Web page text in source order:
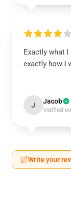
Exactly what
exactly how I
J Jacob
Verified
Write your